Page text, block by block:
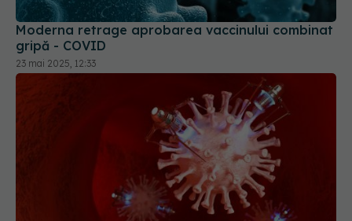
Moderna retrage aprobarea vaccinului combinat
gripă - COVID
23 mai 2025, 12:33